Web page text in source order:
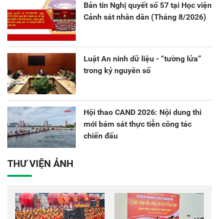
Bản tin Nghị quyết số 57 tại Học viện
Cảnh sát nhân dân (Tháng 8/2026)
Luật An ninh dữ liệu - “tường lửa”
trong kỷ nguyên số
Hội thao CAND 2026: Nội dung thi
mới bám sát thực tiễn công tác
chiến đấu
THƯ VIỆN ẢNH